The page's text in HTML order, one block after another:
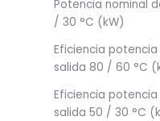
Potencia nominal
/ 30 °C (kW)
Eficiencia
salida 80 / 60 °C
Eficiencia
salida 50 / 30 °C